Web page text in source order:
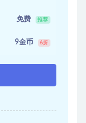
免费 推荐
9金币 6折